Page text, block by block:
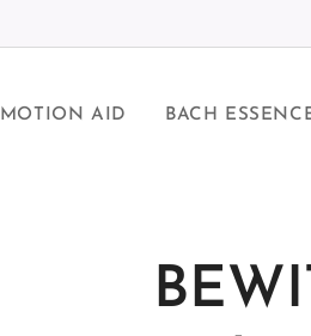
AID BACH